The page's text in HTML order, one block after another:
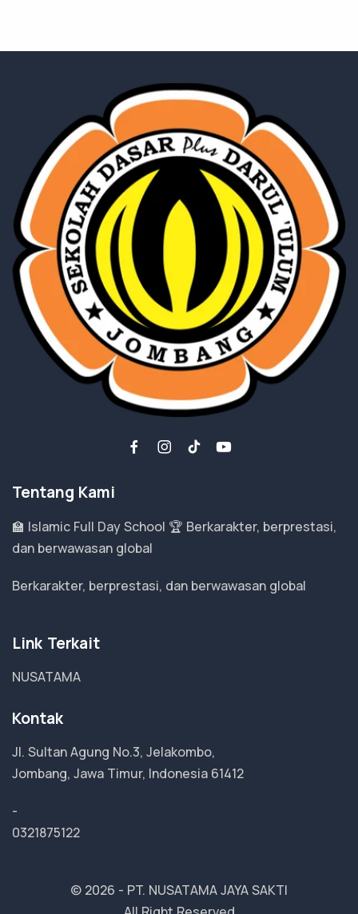
Tentang Kami
🏫 Islamic Full Day School 🏆 Berkarakter, berprestasi,
dan berwawasan global
Berkarakter, berprestasi, dan berwawasan global
Link Terkait
NUSATAMA
Kontak
Jl. Sultan Agung No.3, Jelakombo,
Jombang, Jawa Timur, Indonesia 61412
-
0321875122
© 2026 - PT. NUSATAMA JAYA SAKTI